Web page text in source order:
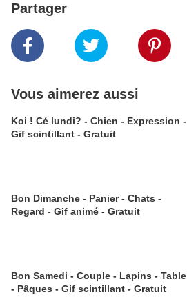
Partager
Vous aimerez aussi
Koi ! Cé lundi? - Chien - Expression -
Gif scintillant - Gratuit
Bon Dimanche - Panier - Chats -
Regard - Gif animé - Gratuit
Bon Samedi - Couple - Lapins - Table
- Pâques - Gif scintillant - Gratuit